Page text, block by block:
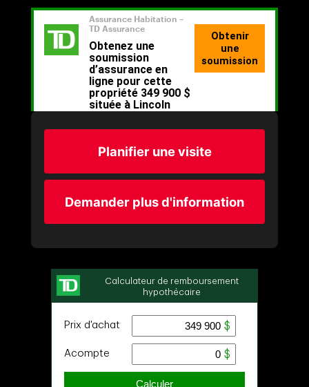
Planifier une visite
Demander plus d'information